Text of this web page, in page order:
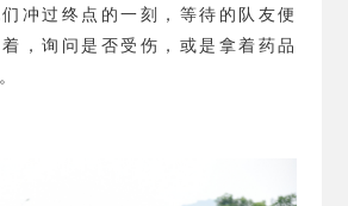
冲过终点的一刻，等待的队友便
，询问是否受伤，或是拿着药品